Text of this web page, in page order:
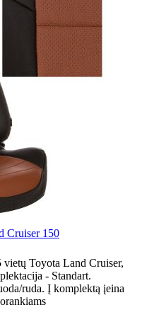
Cruiser 150
Toyota Land Cruiser,
- Standart.
ruda. Į komplektą įeina